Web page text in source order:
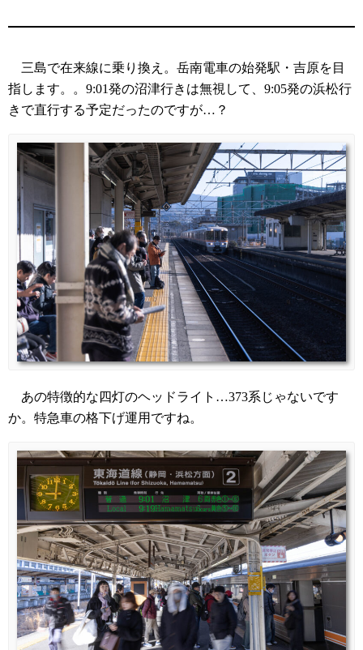
三島で在来線に乗り換え。岳南電車の始発駅・吉原を目
指します。。9:01発の沼津行きは無視して、9:05発の浜松行
きで直行する予定だったのですが…？
あの特徴的な四灯のヘッドライト…373系じゃないです
か。特急車の格下げ運用ですね。